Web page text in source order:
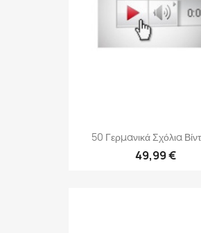
50 Γερμανικά Σχόλια
49,99 €